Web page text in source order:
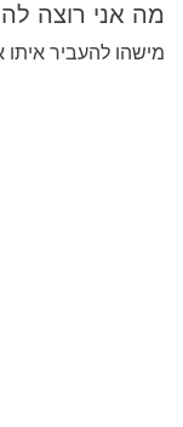
מה אני רוצה
מישהו להעביר